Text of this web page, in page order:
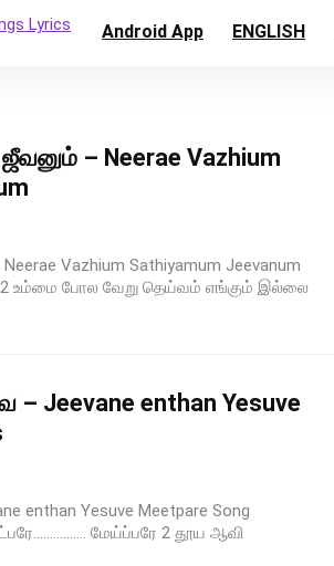
Android App ENGLISH
– Neerae Vazhium
Vazhium Sathiyamum Jeevanum
-2 உம்மை போல வேறு தெய்வம் எங்கும் இல்லை
– Jeevane enthan Yesuve
enthan Yesuve Meetpare Song
மேய்ப்பரே 2 தூய ஆவி